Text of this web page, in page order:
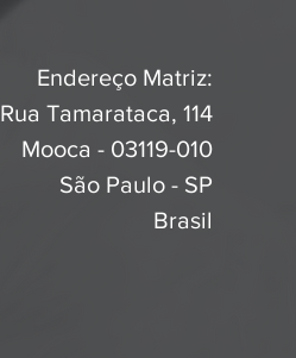
Endereço Matriz:
Rua Tamarataca, 114
Mooca - 03119-010
São Paulo - SP
Brasil